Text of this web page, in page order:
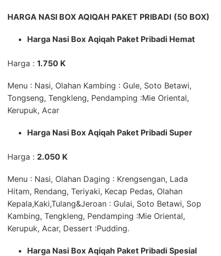
HARGA NASI BOX AQIQAH PAKET PRIBADI (50 BOX)
Harga Nasi Box Aqiqah Paket Pribadi Hemat
Harga : 1.750 K
Menu : Nasi, Olahan Kambing : Gule, Soto Betawi,
Tongseng, Tengkleng, Pendamping :Mie Oriental,
Kerupuk, Acar
Harga Nasi Box Aqiqah Paket Pribadi Super
Harga : 2.050 K
Menu : Nasi, Olahan Daging : Krengsengan, Lada
Hitam, Rendang, Teriyaki, Kecap Pedas, Olahan
Kepala,Kaki,Tulang&Jeroan : Gulai, Soto Betawi, Sop
Kambing, Tengkleng, Pendamping :Mie Oriental,
Kerupuk, Acar, Dessert :Pudding.
Harga Nasi Box Aqiqah Paket Pribadi Spesial